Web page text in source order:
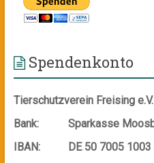
Spendenkonto
Tierschutzverein Freising e.V.
Bank:
Sparkasse
IBAN:
DE 50 7005